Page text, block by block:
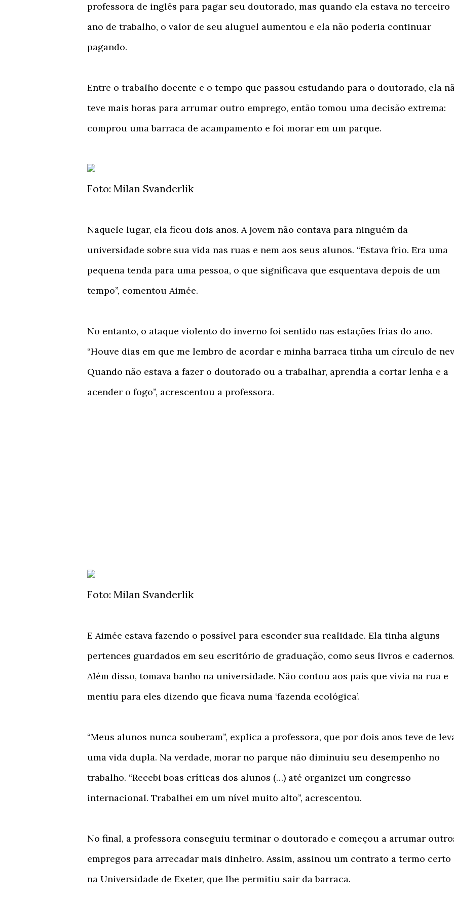
professora de inglês para pagar seu doutorado, mas quando ela estava no terceiro
ano de trabalho, o valor de seu aluguel aumentou e ela não poderia continuar
pagando.
Entre o trabalho docente e o tempo que passou estudando para o doutorado, ela
teve mais horas para arrumar outro emprego, então tomou uma decisão extrema:
comprou uma barraca de acampamento e foi morar em um parque.
Foto: Milan Svanderlik
Naquele lugar, ela ficou dois anos. A jovem não contava para ninguém da
universidade sobre sua vida nas ruas e nem aos seus alunos. “Estava frio. Era uma
pequena tenda para uma pessoa, o que significava que esquentava depois de um
tempo”, comentou Aimée.
No entanto, o ataque violento do inverno foi sentido nas estações frias do ano.
“Houve dias em que me lembro de acordar e minha barraca tinha um círculo de
Quando não estava a fazer o doutorado ou a trabalhar, aprendia a cortar lenha e a
acender o fogo”, acrescentou a professora.
Foto: Milan Svanderlik
E Aimée estava fazendo o possível para esconder sua realidade. Ela tinha alguns
pertences guardados em seu escritório de graduação, como seus livros e
Além disso, tomava banho na universidade. Não contou aos pais que vivia na rua e
mentiu para eles dizendo que ficava numa ‘fazenda ecológica’.
“Meus alunos nunca souberam”, explica a professora, que por dois anos teve de
uma vida dupla. Na verdade, morar no parque não diminuiu seu desempenho no
trabalho. “Recebi boas críticas dos alunos (…) até organizei um congresso
internacional. Trabalhei em um nível muito alto”, acrescentou.
No final, a professora conseguiu terminar o doutorado e começou a arrumar
empregos para arrecadar mais dinheiro. Assim, assinou um contrato a termo certo
na Universidade de Exeter, que lhe permitiu sair da barraca.